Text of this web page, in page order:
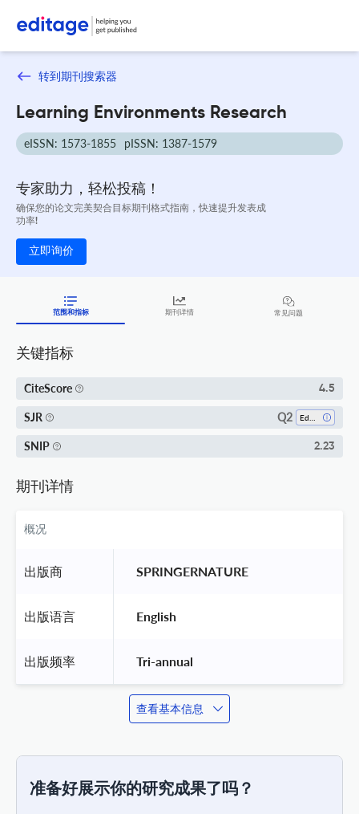
转到期刊搜索器
Learning Environments Research
eISSN: 1573-1855 pISSN: 1387-1579
专家助力，轻松投稿！
确保您的论文完美契合目标期刊格式指南，快速提升发表成
功率!
立即询价
范围和指标 期刊详情 常见问题
关键指标
CiteScore 4.5
SJR Q2
SNIP 2.23
期刊详情
概况
出版商 SPRINGERNATURE
出版语言 English
出版频率 Tri-annual
查看基本信息
准备好展示你的研究成果了吗？